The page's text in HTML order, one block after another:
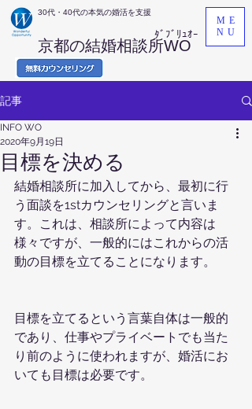
京都の結婚相談所WO
ﾀﾞﾌﾞﾘｭｵｰ
​30代・40代の本気の婚活を支援
ME
NU
記事
目標を決める
INFO WO
2020年9月19日
結婚相談所に加入してから、最初に行
う面談を1stカウンセリングと言いま
す。これは、相談所によって内容は
様々ですが、一般的にはこれからの活
動の目標を立てることになります。
目標を立てるという言葉自体は一般的
であり、仕事やプライベートでも当た
り前のように使われますが、婚活にお
いても目標は必要です。